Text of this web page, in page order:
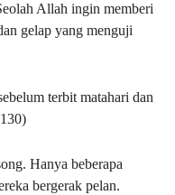
Allah ingin memberi
gelap yang menguji
terbit matahari dan
Hanya beberapa
bergerak pelan.